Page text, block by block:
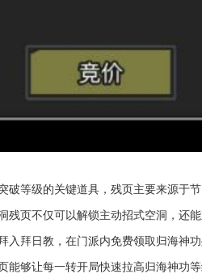
破等级的关键道具，残页主要来源于
残页不仅可以解锁主动招式空洞，还
入拜日教，在门派内免费领取归海神
够让每一转开局快速拉高归海神功